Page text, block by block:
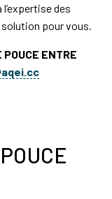
des
pour vous.
ENTRE